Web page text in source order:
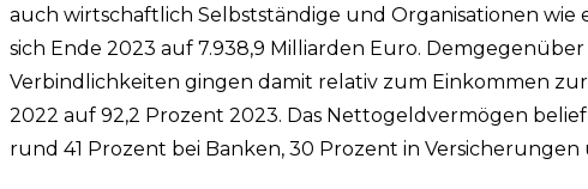
auch wirtschaftlich Selbstständige und Organisationen
sich Ende 2023 auf 7.938,9 Milliarden Euro.
Verbindlichkeiten gingen damit relativ zum Einkommen
2022 auf 92,2 Prozent 2023. Das Nettogeldvermögen
rund 41 Prozent bei Banken, 30 Prozent in